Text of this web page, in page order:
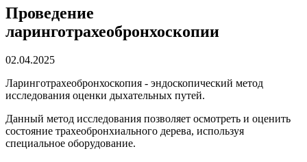
Проведение
ларинготрахеобронхоскопии
02.04.2025
Ларинготрахеобронхоскопия - эндоскопический метод
исследования оценки дыхательных путей.
Данный метод исследования позволяет осмотреть и оценить
состояние трахеобронхиального дерева, используя
специальное оборудование.